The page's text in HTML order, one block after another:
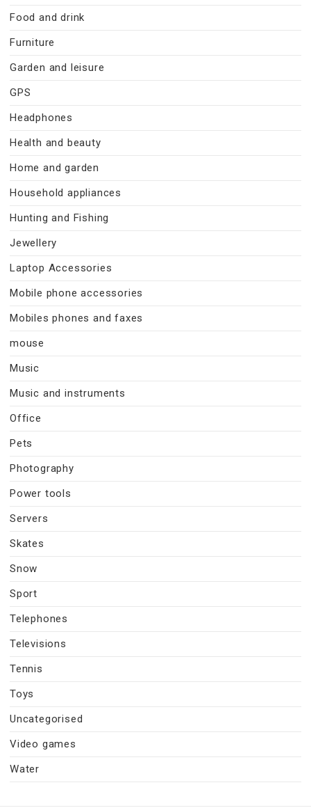
Food and drink
Furniture
Garden and leisure
GPS
Headphones
Health and beauty
Home and garden
Household appliances
Hunting and Fishing
Jewellery
Laptop Accessories
Mobile phone accessories
Mobiles phones and faxes
mouse
Music
Music and instruments
Office
Pets
Photography
Power tools
Servers
Skates
Snow
Sport
Telephones
Televisions
Tennis
Toys
Uncategorised
Video games
Water